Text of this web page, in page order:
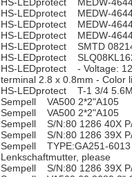
HS-LEDprotect MEDW-
HS-LEDprotect MEDW-
HS-LEDprotect MEDW-
HS-LEDprotect SMTD
HS-LEDprotect
HS-LEDprotect - Voltage:
terminal 2.8 x 0.8mm - Color
HS-LEDprotect T-1 3/4
Sempell VA500 2*2"A105
Sempell VA500 2*2"A105
Sempell S/N:80 1286 40X
Sempell S/N:80 1286 39X
Sempell TYPE:GA251-6013
Lenkschaftmutter, please
Sempell S/N:80 1286 39X